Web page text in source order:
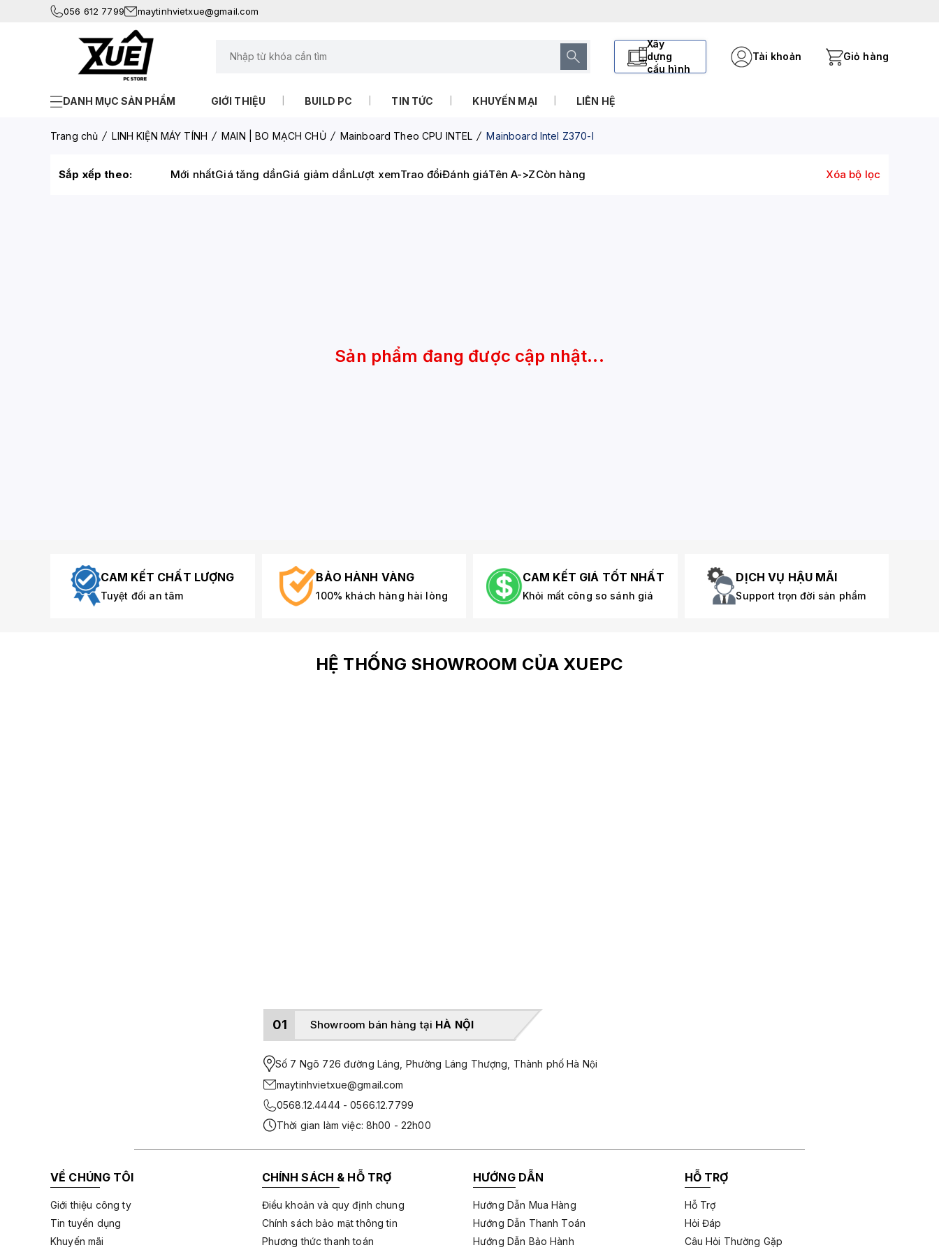
056 612 7799 maytinhvietxue@gmail.com
Xây
dựng
cấu hình
Tài khoản Giỏ hàng
DANH MỤC SẢN PHẨM GIỚI THIỆU BUILD PC TIN TỨC KHUYẾN MẠI LIÊN HỆ
Trang chủ LINH KIỆN MÁY TÍNH MAIN | BO MẠCH CHỦ Mainboard Theo CPU INTEL Mainboard Intel Z370-I
Sắp xếp theo: Mới nhấtGiá tăng dầnGiá giảm dầnLượt xemTrao đổiĐánh giáTên A->ZCòn hàng Xóa bộ lọc
Sản phẩm đang được cập nhật...
CAM KẾT CHẤT LƯỢNG
Tuyệt đối an tâm
BẢO HÀNH VÀNG
100% khách hàng hài lòng
CAM KẾT GIÁ TỐT NHẤT
Khỏi mất công so sánh giá
DỊCH VỤ HẬU MÃI
Support trọn đời sản phẩm
HỆ THỐNG SHOWROOM CỦA XUEPC
01 Showroom bán hàng tại HÀ NỘI
Số 7 Ngõ 726 đường Láng, Phường Láng Thượng, Thành phố Hà Nội
maytinhvietxue@gmail.com
0568.12.4444 - 0566.12.7799
Thời gian làm việc: 8h00 - 22h00
VỀ CHÚNG TÔI
Giới thiệu công ty
Tin tuyển dụng
Khuyến mãi
CHÍNH SÁCH & HỖ TRỢ
Điều khoản và quy định chung
Chính sách bảo mật thông tin
Phương thức thanh toán
HƯỚNG DẪN
Hướng Dẫn Mua Hàng
Hướng Dẫn Thanh Toán
Hướng Dẫn Bảo Hành
HỖ TRỢ
Hỗ Trợ
Hỏi Đáp
Câu Hỏi Thường Gặp